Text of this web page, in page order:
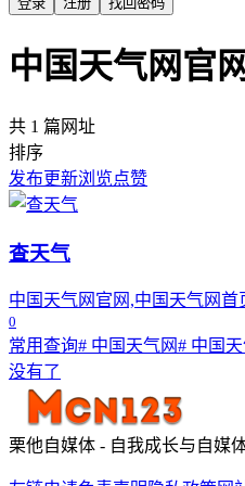
中国天气网官网
共 1 篇网址
排序
发布更新浏览点赞
查天气
中国天气网官网,中国天气网
0
常用查询# 中国天气网# 中国
没有了
栗他自媒体 - 自我成长与自媒